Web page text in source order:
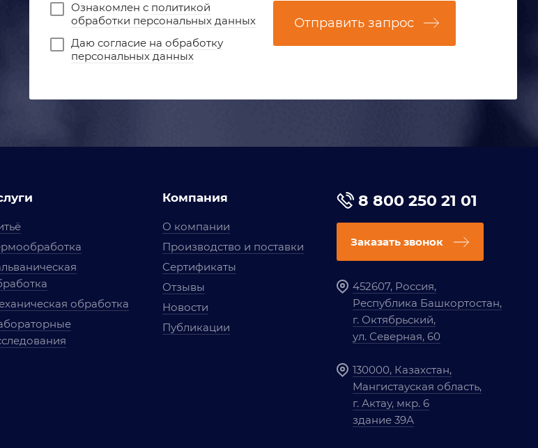
Ознакомлен с политикой
обработки персональных данных
Даю согласие на обработку
персональных данных
Отправить запрос
обработка
Компания
О компании
Производство и поставки
Сертификаты
Отзывы
Новости
Публикации
8 800 250 21 01
Заказать звонок
452607, Россия,
Республика Башкортостан,
г. Октябрьский,
ул. Северная, 60
130000, Казахстан,
Мангистауская область,
г. Актау, мкр. 6
здание 39А